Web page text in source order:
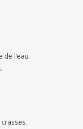
l’eau.